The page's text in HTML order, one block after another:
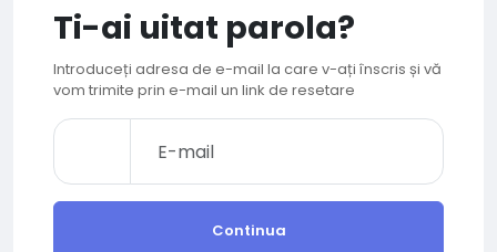
Ti-ai uitat parola?
Introduceți adresa de e-mail la care v-ați înscris și vă
vom trimite prin e-mail un link de resetare
Continua